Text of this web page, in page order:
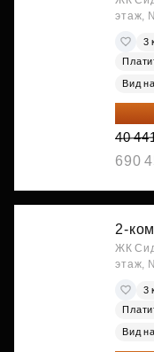
этаж,
3
Вид
31
40
690
2-
ЖК
этаж,
3
Вид